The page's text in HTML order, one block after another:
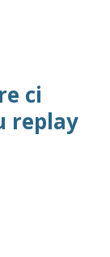
ci
replay